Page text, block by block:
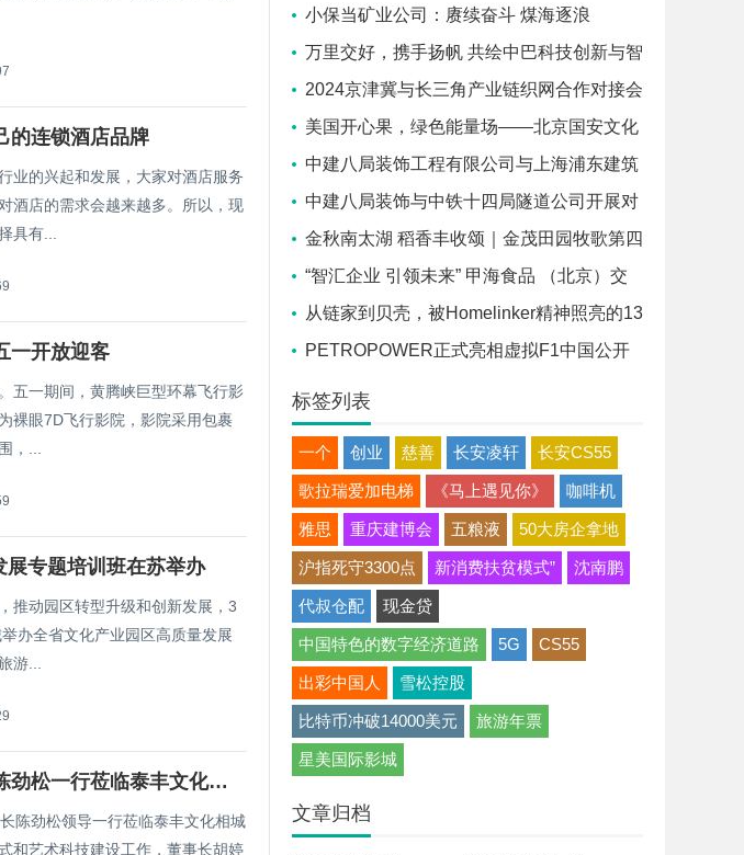
的连锁酒店品牌
业的兴起和发展，大家对酒店服务
酒店的需求会越来越多。所以，现
具有...
一开放迎客
五一期间，黄腾峡巨型环幕飞行影
裸眼7D飞行影院，影院采用包裹
，...
专题培训班在苏举办
推动园区转型升级和创新发展，3
办全省文化产业园区高质量发展
游...
江苏省文化和旅游厅产业发展处处长陈劲松一行莅临泰丰文化调研
陈劲松领导一行莅临泰丰文化相城
和艺术科技建设工作，董事长胡婷
小保当矿业公司：赓续奋斗 煤海逐浪
启“新”程
万里交好，携手扬帆 共绘中巴科技创新与智
慧城市新篇章
2024京津冀与长三角产业链织网合作对接会
在沪成功召开
美国开心果，绿色能量场——北京国安文化
体验之旅
中建八局装饰工程有限公司与上海浦东建筑
设计研究院有限公司签署战略合作协议
中建八局装饰与中铁十四局隧道公司开展对
标交流学习活动
金秋南太湖 稻香丰收颂｜金茂田园牧歌第四
届丰收节开幕！
“智汇企业 引领未来” 甲海食品 （北京）交
流座谈会在京召开
从链家到贝壳，被Homelinker精神照亮的13
年PETROPOWER正式亮相虚拟F1中国公开
赛，官方赞助商胜牌全球联合途虎养车独家发
售
标签列表
一个 创业 慈善 长安凌轩 长安CS55
歌拉瑞爱加电梯 《马上遇见你》 咖啡机
雅思 重庆建博会 五粮液 50大房企拿地
沪指死守3300点 新消费扶贫模式” 沈南鹏
代叔仓配 现金贷
中国特色的数字经济道路 5G CS55
出彩中国人 雪松控股
比特币冲破14000美元 旅游年票
星美国际影城
文章归档